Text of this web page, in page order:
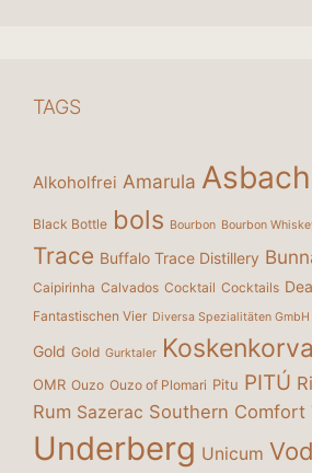
TAGS
Alkoholfrei Amarula Asbach
Black Bottle bols Bourbon Bourbon
Trace Buffalo Trace Distillery
Caipirinha Calvados Cocktail Cocktails
Fantastischen Vier Diversa Spezialitäten GmbH
Gold Gold Gurktaler Koskenkorva
OMR Ouzo Ouzo of Plomari Pitu PITÚ
Rum Sazerac Southern Comfort
Underberg Unicum